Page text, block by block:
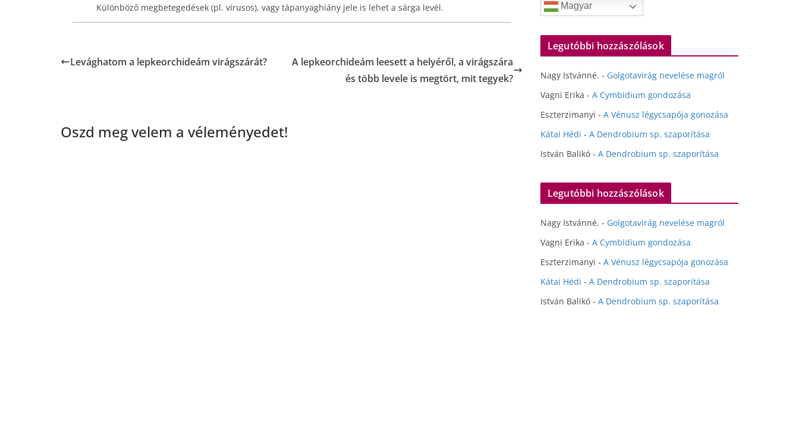
Különböző megbetegedések (pl. vírusos), vagy tápanyaghiány jele is lehet a sárga levél.
Levághatom a lepkeorchideám virágszárát?
A lepkeorchideám leesett a helyéről, a virágszára
és több levele is megtört, mit tegyek?
Oszd meg velem a véleményedet!
Magyar
Legutóbbi hozzászólások
Nagy Istvánné. - Golgotavirág nevelése magról
Vagni Erika - A Cymbidium gondozása
Eszterzimanyi - A Vénusz légycsapója gonozása
Kátai Hédi - A Dendrobium sp. szaporítása
István Balikó - A Dendrobium sp. szaporítása
Legutóbbi hozzászólások
Nagy Istvánné. - Golgotavirág nevelése magról
Vagni Erika - A Cymbidium gondozása
Eszterzimanyi - A Vénusz légycsapója gonozása
Kátai Hédi - A Dendrobium sp. szaporítása
István Balikó - A Dendrobium sp. szaporítása